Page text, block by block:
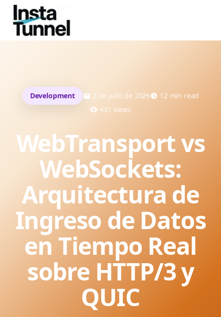
Development 2 de julio de 2026 12 min read
431 views
WebTransport vs
WebSockets:
Arquitectura de
Ingreso de Datos
en Tiempo Real
sobre HTTP/3 y
QUIC